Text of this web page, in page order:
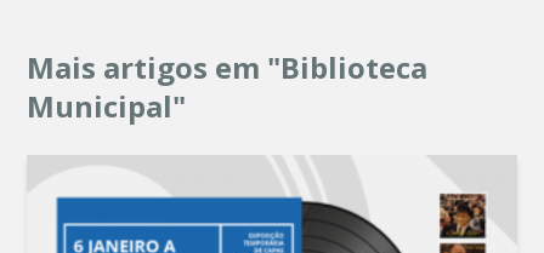
Mais artigos em "Biblioteca
Municipal"